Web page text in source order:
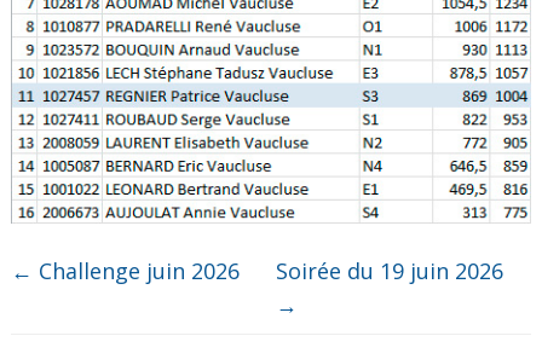
← Challenge juin 2026
Soirée du 19 juin 2026
→